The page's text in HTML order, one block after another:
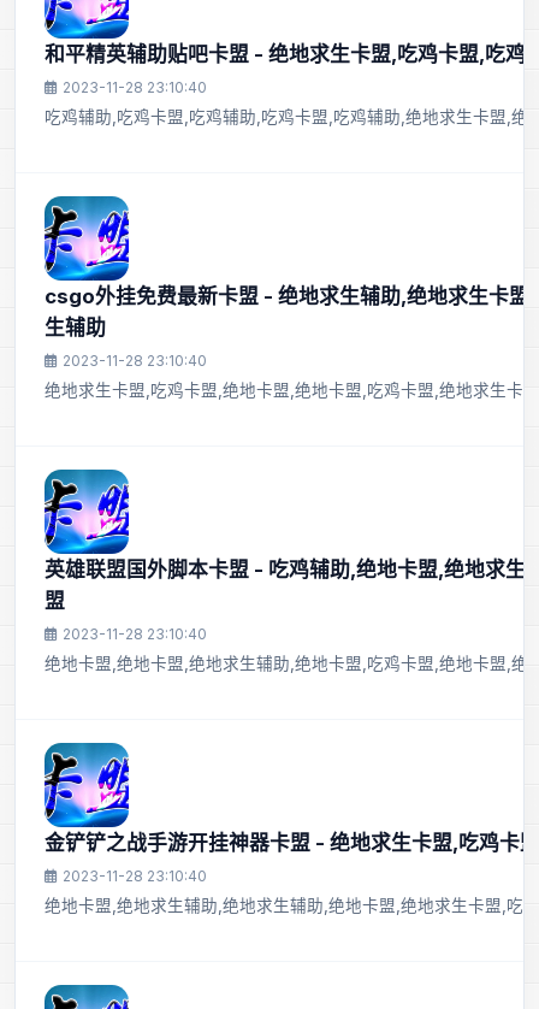
和平精英辅助贴吧卡盟 - 绝地求生卡盟,吃鸡卡盟,吃鸡
2023-11-28 23:10:40
吃鸡辅助,吃鸡卡盟,吃鸡辅助,吃鸡卡盟,吃鸡辅助,绝地求生卡盟,绝
csgo外挂免费最新卡盟 - 绝地求生辅助,绝地求生卡盟
生辅助
2023-11-28 23:10:40
绝地求生卡盟,吃鸡卡盟,绝地卡盟,绝地卡盟,吃鸡卡盟,绝地求生卡
英雄联盟国外脚本卡盟 - 吃鸡辅助,绝地卡盟,绝地求生
盟
2023-11-28 23:10:40
绝地卡盟,绝地卡盟,绝地求生辅助,绝地卡盟,吃鸡卡盟,绝地卡盟,绝
金铲铲之战手游开挂神器卡盟 - 绝地求生卡盟,吃鸡卡
2023-11-28 23:10:40
绝地卡盟,绝地求生辅助,绝地求生辅助,绝地卡盟,绝地求生卡盟,吃